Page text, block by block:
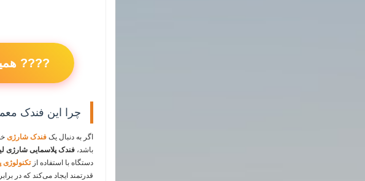
????
چرا این فندک
اگر به دنبال یک فندک شارژی
باشد، فندک پلاسمایی شارژی
دستگاه با استفاده ازتکنولوژی
قدرتمند ایجاد می‌کند که در